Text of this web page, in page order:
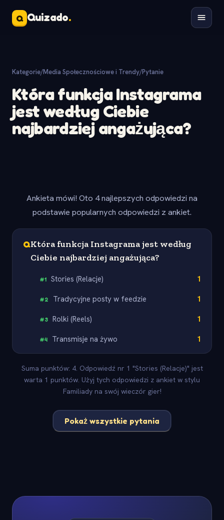
Q Quizado.
Kategorie/Media Społecznościowe i Trendy/Pytanie
Która funkcja Instagrama
jest według Ciebie
najbardziej angażująca?
Ankieta mówi! Oto 4 najlepszych odpowiedzi na
podstawie popularnych odpowiedzi z ankiet.
QKtóra funkcja Instagrama jest według
Ciebie najbardziej angażująca?
#1 Stories (Relacje) 1
#2 Tradycyjne posty w feedzie 1
#3 Rolki (Reels) 1
#4 Transmisje na żywo 1
Suma punktów: 4. Odpowiedź nr 1 "Stories (Relacje)" jest
warta 1 punktów. Użyj tych odpowiedzi z ankiet w stylu
Familiady na swój wieczór gier!
Pokaż wszystkie pytania